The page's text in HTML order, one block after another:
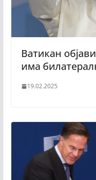
Ватикан
има
19.02.2025